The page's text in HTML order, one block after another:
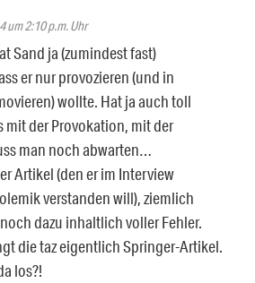
um 2:10 p.m. Uhr
Sand ja (zumindest fast)
er nur provozieren (und in
wollte. Hat ja auch toll
mit der Provokation, mit der
man noch abwarten…
Artikel (den er im Interview
verstanden will), ziemlich
dazu inhaltlich voller Fehler.
die taz eigentlich Springer-Artikel.
los?!